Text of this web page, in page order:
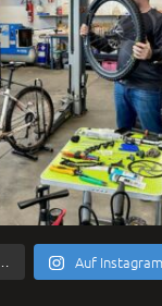
Auf